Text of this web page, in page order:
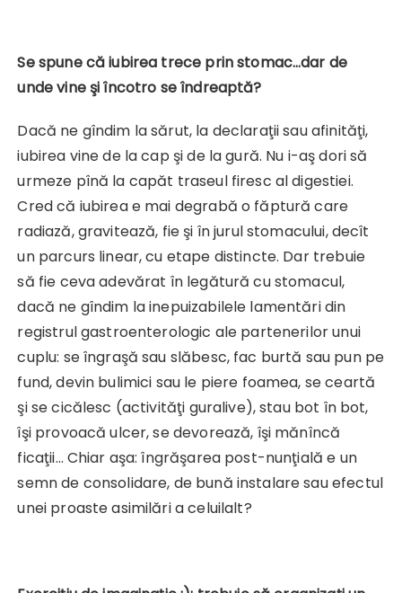
Se spune că iubirea trece prin stomac…dar de
unde vine şi încotro se îndreaptă?
Dacă ne gîndim la sărut, la declaraţii sau afinităţi,
iubirea vine de la cap şi de la gură. Nu i-aş dori să
urmeze pînă la capăt traseul firesc al digestiei.
Cred că iubirea e mai degrabă o făptură care
radiază, gravitează, fie şi în jurul stomacului, decît
un parcurs linear, cu etape distincte. Dar trebuie
să fie ceva adevărat în legătură cu stomacul,
dacă ne gîndim la inepuizabilele lamentări din
registrul gastroenterologic ale partenerilor unui
cuplu: se îngraşă sau slăbesc, fac burtă sau pun pe
fund, devin bulimici sau le piere foamea, se ceartă
şi se cicălesc (activităţi guralive), stau bot în bot,
îşi provoacă ulcer, se devorează, îşi mănîncă
ficaţii… Chiar aşa: îngrăşarea post-nunţială e un
semn de consolidare, de bună instalare sau efectul
unei proaste asimilări a celuilalt?